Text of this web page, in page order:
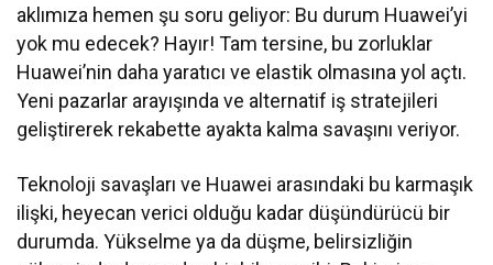
aklımıza hemen şu soru geliyor: Bu durum Huawei’yi
yok mu edecek? Hayır! Tam tersine, bu zorluklar
Huawei’nin daha yaratıcı ve elastik olmasına yol açtı.
Yeni pazarlar arayışında ve alternatif iş stratejileri
geliştirerek rekabette ayakta kalma savaşını veriyor.
Teknoloji savaşları ve Huawei arasındaki bu karmaşık
ilişki, heyecan verici olduğu kadar düşündürücü bir
durumda. Yükselme ya da düşme, belirsizliğin